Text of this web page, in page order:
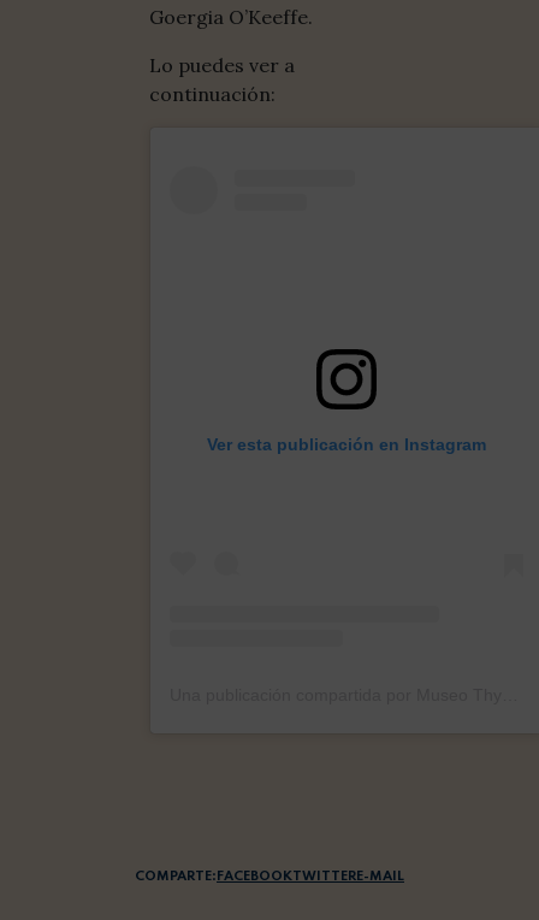
Goergia O’Keeffe.
Lo puedes ver a
continuación:
Ver esta publicación en Instagram
COMPARTE: FACEBOOKTWITTERE-MAIL